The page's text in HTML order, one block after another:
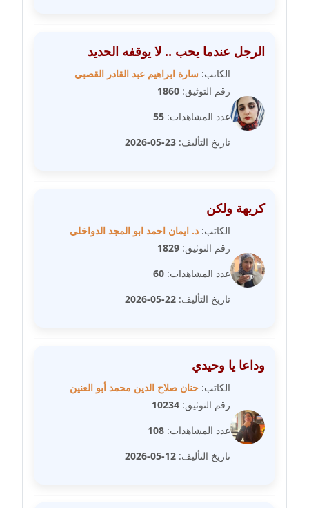
مدونة كنوز صلاح
موقوف
مدونة كيندا فائز
عاملة
مدونة مارية محمد
عاملة
مدونة مبارك عابد
مدونة محمد ابو النور
عاملة
مدونة محمد التجاني
الرجل عندما يحب .. لا يوقفه الحديد
الكاتب: سارة ابراهيم عبد القادر القصبي
رقم التوثيق: 1860
عدد المشاهدات: 55
تاريخ التأليف: 23-05-2026
كريهة ولكن
الكاتب: د. ايمان احمد ابو المجد الدواخلي
رقم التوثيق: 1829
عدد المشاهدات: 60
تاريخ التأليف: 22-05-2026
وداعا يا وحيدي
الكاتب: حنان صلاح الدين محمد أبو العنين
رقم التوثيق: 10234
عدد المشاهدات: 108
تاريخ التأليف: 12-05-2026